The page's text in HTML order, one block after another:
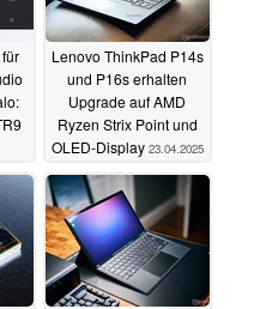
Lenovo ThinkPad P14s
und P16s erhalten
Upgrade auf AMD
Ryzen Strix Point und
OLED-Display 23.04.2025